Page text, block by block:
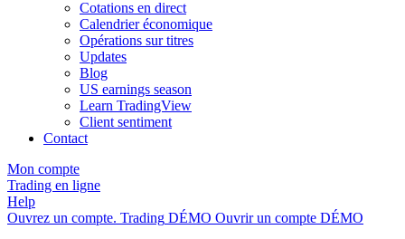
Cotations en direct
Calendrier économique
Opérations sur titres
Updates
Blog
US earnings season
Learn TradingView
Client sentiment
Contact
Mon compte
Trading en ligne
Help
Ouvrez un compte. Trading DÉMO Ouvrir un compte DÉMO